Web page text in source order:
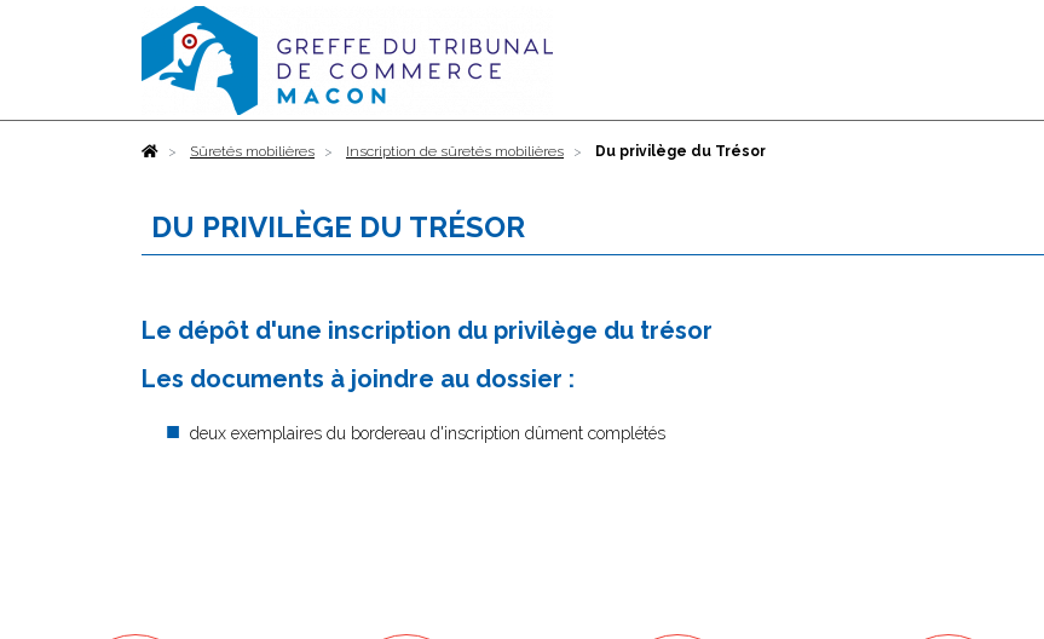
AccueilSûretés mobilières Inscription de sûretés mobilières Du privilège du Trésor
DU PRIVILÈGE DU TRÉSOR
Le dépôt d'une inscription du privilège du trésor
Les documents à joindre au dossier :
deux exemplaires du bordereau d'inscription dûment complétés